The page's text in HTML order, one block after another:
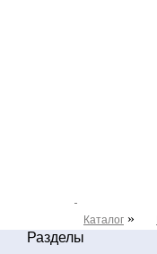
Каталог »
Разделы